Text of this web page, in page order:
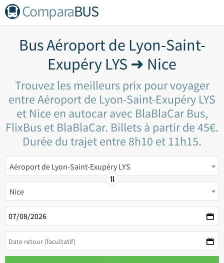
ComparaBUS
Bus Aéroport de Lyon-Saint-
Exupéry LYS ➜ Nice
Trouvez les meilleurs prix pour voyager
entre Aéroport de Lyon-Saint-Exupéry LYS
et Nice en autocar avec BlaBlaCar Bus,
FlixBus et BlaBlaCar. Billets à partir de 45€.
Durée du trajet entre 8h10 et 11h15.
Aéroport de Lyon-Saint-Exupéry LYS
Nice